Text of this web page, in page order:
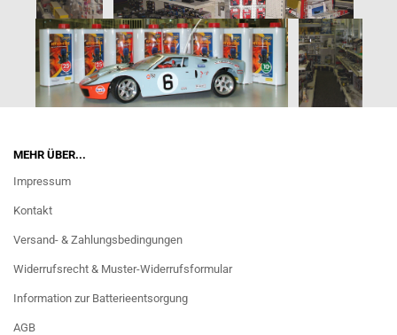
MEHR ÜBER...
Impressum
Kontakt
Versand- & Zahlungsbedingungen
Widerrufsrecht & Muster-Widerrufsformular
Information zur Batterieentsorgung
AGB